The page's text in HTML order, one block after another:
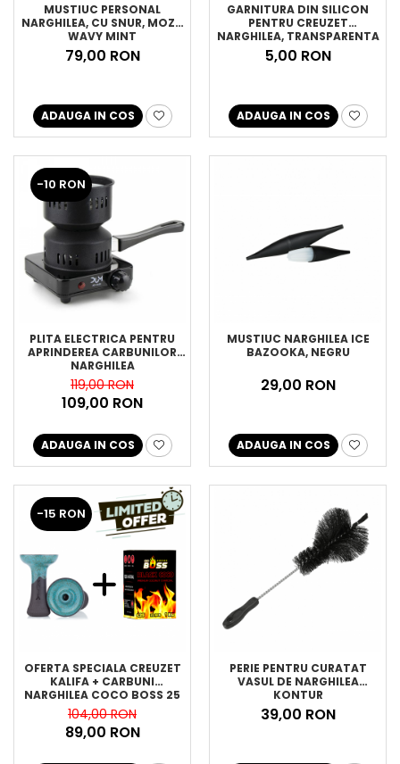
MUSTIUC PERSONAL
NARGHILEA, CU SNUR, MOZE,
WAVY MINT
79,00 RON
ADAUGA IN COS
GARNITURA DIN SILICON
PENTRU CREUZET
NARGHILEA, TRANSPARENTA
5,00 RON
ADAUGA IN COS
-10 RON
PLITA ELECTRICA PENTRU
APRINDEREA CARBUNILOR
NARGHILEA
119,00 RON
109,00 RON
ADAUGA IN COS
MUSTIUC NARGHILEA ICE
BAZOOKA, NEGRU
29,00 RON
ADAUGA IN COS
-15 RON
OFERTA SPECIALA CREUZET
KALIFA + CARBUNI
NARGHILEA COCO BOSS 25
104,00 RON
89,00 RON
PERIE PENTRU CURATAT
VASUL DE NARGHILEA
KONTUR
39,00 RON